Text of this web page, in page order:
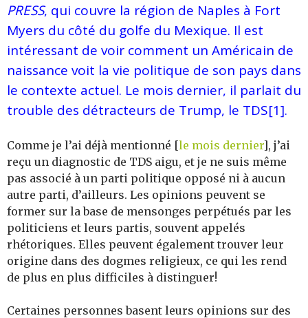
PRESS, qui couvre la région de Naples à Fort
Myers du côté du golfe du Mexique. Il est
intéressant de voir comment un Américain de
naissance voit la vie politique de son pays dans
le contexte actuel. Le mois dernier, il parlait du
trouble des détracteurs de Trump, le TDS[1].
Comme je l’ai déjà mentionné [le mois dernier], j’ai
reçu un diagnostic de TDS aigu, et je ne suis même
pas associé à un parti politique opposé ni à aucun
autre parti, d’ailleurs. Les opinions peuvent se
former sur la base de mensonges perpétués par les
politiciens et leurs partis, souvent appelés
rhétoriques. Elles peuvent également trouver leur
origine dans des dogmes religieux, ce qui les rend
de plus en plus difficiles à distinguer!
Certaines personnes basent leurs opinions sur des